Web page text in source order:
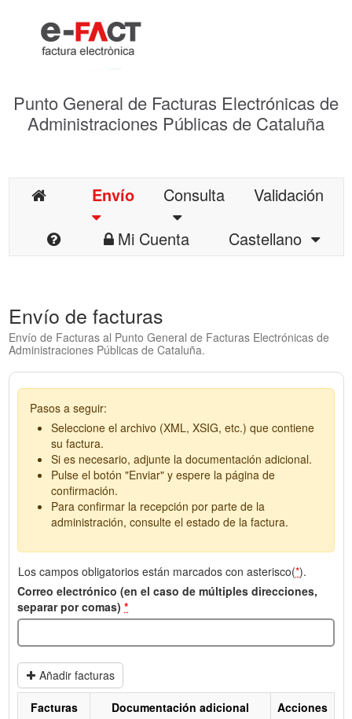
Punto General de Facturas Electrónicas de
Administraciones Públicas de Cataluña
Envío Consulta
Validación
Mi Cuenta
Castellano
Envío de facturas
Envío de Facturas al Punto General de Facturas Electrónicas de
Administraciones Públicas de Cataluña.
Pasos a seguir:
Seleccione el archivo (XML, XSIG, etc.) que contiene
su factura.
Si es necesario, adjunte la documentación adicional.
Pulse el botón "Enviar" y espere la página de
confirmación.
Para confirmar la recepción por parte de la
administración, consulte el estado de la factura.
Los campos obligatorios están marcados con asterisco(*).
Correo electrónico (en el caso de múltiples direcciones,
separar por comas) *
Añadir facturas
Facturas Documentación adicional Acciones